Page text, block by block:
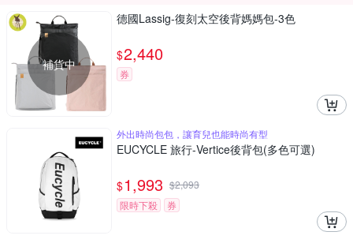
補貨中
德國Lassig-復刻太空後背媽媽包-3色
$2,440
券
外出時尚包包，讓育兒也能時尚有型
EUCYCLE 旅行-Vertice後背包(多色可選)
$1,993 $2,093
限時下殺
券